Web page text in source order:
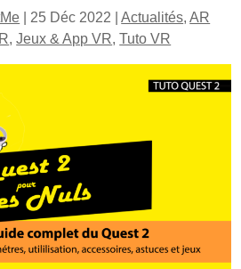
25 Déc 2022 |Actualités,AR
,Jeux & App VR,Tuto VR